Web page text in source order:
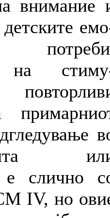
внимание
на
е слично
IV, но